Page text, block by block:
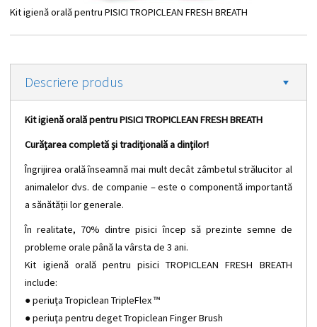
Kit igienă orală pentru PISICI TROPICLEAN FRESH BREATH
Descriere produs
Kit igienă orală pentru PISICI TROPICLEAN FRESH BREATH
Curăţarea completă şi tradiţională a dinţilor!
Îngrijirea orală înseamnă mai mult decât zâmbetul strălucitor al
animalelor dvs. de companie – este o componentă importantă
a sănătății lor generale.
În realitate, 70% dintre pisici încep să prezinte semne de
probleme orale până la vârsta de 3 ani.
Kit igienă orală pentru pisici TROPICLEAN FRESH BREATH
include:
● periuţa Tropiclean TripleFlex ™
● periuţa pentru deget Tropiclean Finger Brush